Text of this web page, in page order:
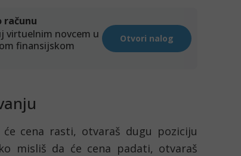
cena rasti, otvaraš dugu poziciju
misliš da će cena padati, otvaraš